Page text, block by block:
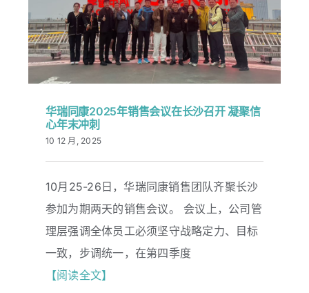
华瑞同康2025年销售会议在长沙召开
凝聚信心年末冲刺
华瑞同康2025年销售会议在长沙召开 凝聚信
心年末冲刺
10 12 月, 2025
10月25-26日，华瑞同康销售团队齐聚长沙
参加为期两天的销售会议。 会议上，公司管
理层强调全体员工必须坚守战略定力、目标
一致，步调统一，在第四季度
【阅读全文】